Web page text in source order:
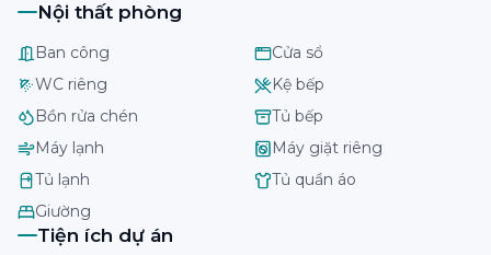
Nội thất phòng
Ban công
Cửa sổ
WC riêng
Kệ bếp
Bồn rửa chén
Tủ bếp
Máy lạnh
Máy giặt riêng
Tủ lạnh
Tủ quần áo
Giường
Tiện ích dự án